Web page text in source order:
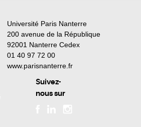
Université Paris Nanterre
200 avenue de la République
92001 Nanterre Cedex
01 40 97 72 00
www.parisnanterre.fr
Suivez-
nous sur